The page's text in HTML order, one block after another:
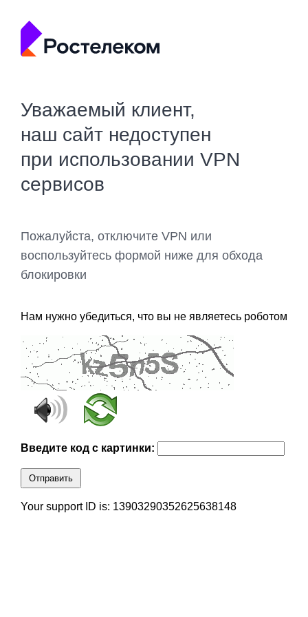
Уважаемый клиент,
наш сайт недоступен
при использовании VPN
сервисов
Пожалуйста, отключите VPN или
воспользуйтесь формой ниже для обхода
блокировки
Нам нужно убедиться, что вы не являетесь роботом
Введите код с картинки:
Отправить
Your support ID is: 13903290352625638148